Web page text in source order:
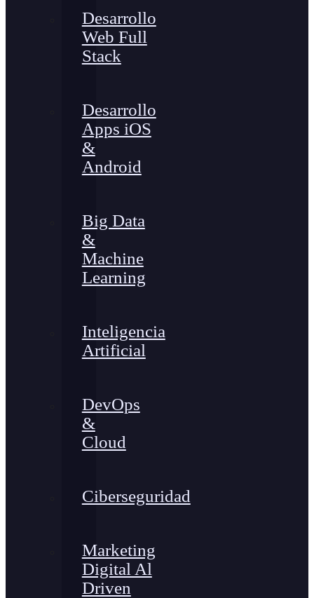
Desarrollo
Web Full
Stack
Desarrollo
Apps iOS
&
Android
Big Data
&
Machine
Learning
Inteligencia
Artificial
DevOps
&
Cloud
Ciberseguridad
Marketing
Digital Al
Driven